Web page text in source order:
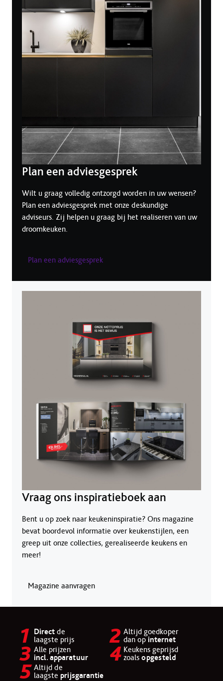
Plan een adviesgesprek
Wilt u graag volledig ontzorgd worden in uw wensen?
Plan een adviesgesprek met onze deskundige
adviseurs. Zij helpen u graag bij het realiseren van uw
droomkeuken.
Plan een adviesgesprek
Vraag ons inspiratieboek aan
Bent u op zoek naar keukeninspiratie? Ons magazine
bevat boordevol informatie over keukenstijlen, een
greep uit onze collecties, gerealiseerde keukens en
meer!
Magazine aanvragen
Direct de
laagste prijs
Altijd goedkoper
dan opinternet
Alle prijzen
incl. apparatuur
Keukens geprijsd
zoals opgesteld
Altijd de
laagste prijsgarantie